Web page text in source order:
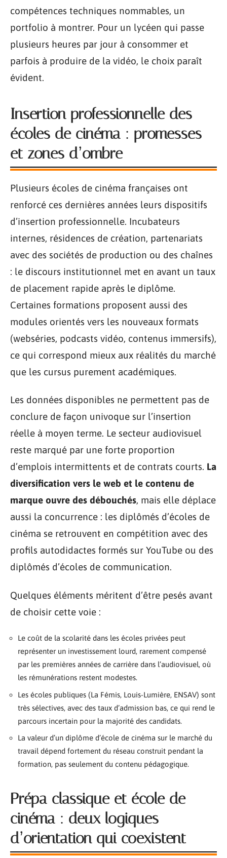
compétences techniques nommables, un
portfolio à montrer. Pour un lycéen qui passe
plusieurs heures par jour à consommer et
parfois à produire de la vidéo, le choix paraît
évident.
Insertion professionnelle des
écoles de cinéma : promesses
et zones d’ombre
Plusieurs écoles de cinéma françaises ont
renforcé ces dernières années leurs dispositifs
d’insertion professionnelle. Incubateurs
internes, résidences de création, partenariats
avec des sociétés de production ou des chaînes
: le discours institutionnel met en avant un taux
de placement rapide après le diplôme.
Certaines formations proposent aussi des
modules orientés vers les nouveaux formats
(webséries, podcasts vidéo, contenus immersifs),
ce qui correspond mieux aux réalités du marché
que les cursus purement académiques.
Les données disponibles ne permettent pas de
conclure de façon univoque sur l’insertion
réelle à moyen terme. Le secteur audiovisuel
reste marqué par une forte proportion
d’emplois intermittents et de contrats courts. La
diversification vers le web et le contenu de
marque ouvre des débouchés, mais elle déplace
aussi la concurrence : les diplômés d’écoles de
cinéma se retrouvent en compétition avec des
profils autodidactes formés sur YouTube ou des
diplômés d’écoles de communication.
Quelques éléments méritent d’être pesés avant
de choisir cette voie :
Le coût de la scolarité dans les écoles privées peut
représenter un investissement lourd, rarement compensé
par les premières années de carrière dans l’audiovisuel, où
les rémunérations restent modestes.
Les écoles publiques (La Fémis, Louis-Lumière, ENSAV) sont
très sélectives, avec des taux d’admission bas, ce qui rend le
parcours incertain pour la majorité des candidats.
La valeur d’un diplôme d’école de cinéma sur le marché du
travail dépend fortement du réseau construit pendant la
formation, pas seulement du contenu pédagogique.
Prépa classique et école de
cinéma : deux logiques
d’orientation qui coexistent